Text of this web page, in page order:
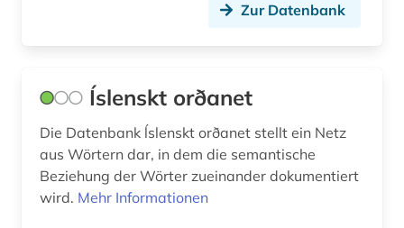
Zur Datenbank
Íslenskt orðanet
Die Datenbank ĺslenskt orðanet stellt ein Netz
aus Wörtern dar, in dem die semantische
Beziehung der Wörter zueinander dokumentiert
wird. Mehr Informationen